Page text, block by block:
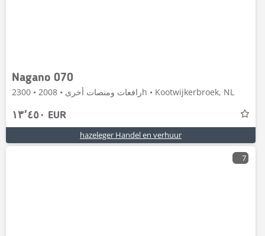
Nagano 070
رافعات ومنصات أخرى • 2008 • 2300h • Kootwijkerbroek, NL
١٣٬٤٥٠ EUR
hazeleger Handel en verhuur
7